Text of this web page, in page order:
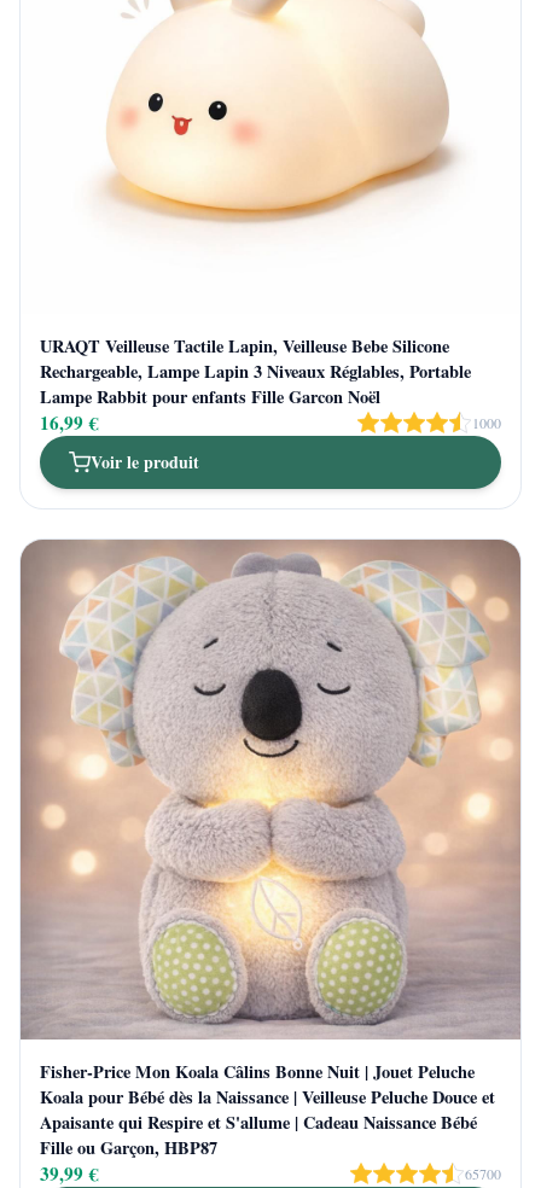
URAQT Veilleuse Tactile Lapin, Veilleuse Bebe Silicone
Rechargeable, Lampe Lapin 3 Niveaux Réglables, Portable
Lampe Rabbit pour enfants Fille Garcon Noël
16,99 € 1000
Voir le produit
Fisher-Price Mon Koala Câlins Bonne Nuit | Jouet Peluche
Koala pour Bébé dès la Naissance | Veilleuse Peluche Douce et
Apaisante qui Respire et S'allume | Cadeau Naissance Bébé
Fille ou Garçon, HBP87
39,99 € 65700